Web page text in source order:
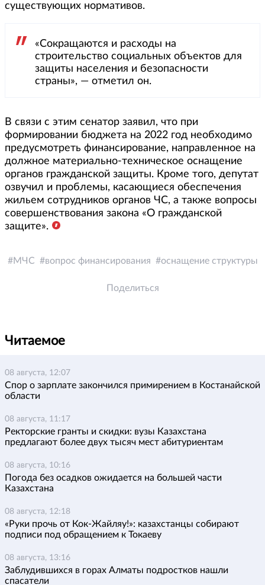
существующих нормативов.
«Сокращаются и расходы на
строительство социальных объектов для
защиты населения и безопасности
страны», — отметил он.
В связи с этим сенатор заявил, что при
формировании бюджета на 2022 год необходимо
предусмотреть финансирование, направленное на
должное материально-техническое оснащение
органов гражданской защиты. Кроме того, депутат
озвучил и проблемы, касающиеся обеспечения
жильем сотрудников органов ЧС, а также вопросы
совершенствования закона «О гражданской
защите».
МЧС вопрос финансирования оснащение структуры
Поделиться
Читаемое
08 августа, 12:07
Спор о зарплате закончился примирением в Костанайской
области
08 августа, 11:17
Ректорские гранты и скидки: вузы Казахстана
предлагают более двух тысяч мест абитуриентам
08 августа, 10:16
Погода без осадков ожидается на большей части
Казахстана
08 августа, 12:18
«Руки прочь от Кок-Жайляу!»: казахстанцы собирают
подписи под обращением к Токаеву
08 августа, 13:16
Заблудившихся в горах Алматы подростков нашли
спасатели